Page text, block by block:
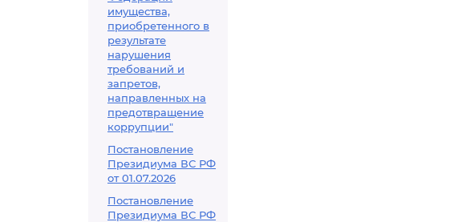
имущества,
приобретенного в
результате
нарушения
требований и
запретов,
направленных на
предотвращение
коррупции"
Постановление
Президиума ВС РФ
от 01.07.2026
Постановление
Президиума ВС РФ